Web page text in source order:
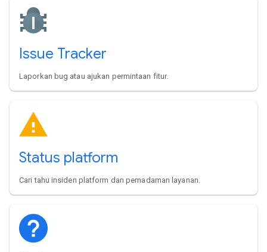
Issue Tracker
Laporkan bug atau ajukan permintaan fitur.
Status platform
Cari tahu insiden platform dan pemadaman layanan.